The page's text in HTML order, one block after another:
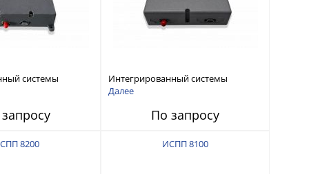
системы
помех RFТех
Интегрированный системы
защиты от ГНСС-помех RFТех
Далее
По запросу
8200 ИСПП 8100